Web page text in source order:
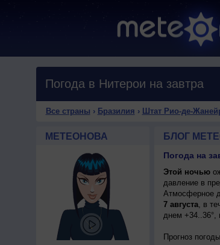
Погода в Нитерои на завтра
Все страны › Бразилия › Штат Рио-де-
МЕТЕОНОВА БЛОГ
Погода на
Этой ночью
давление в
Атмосферное
7 августа, в
днем +34..36°,
Прогноз погоды